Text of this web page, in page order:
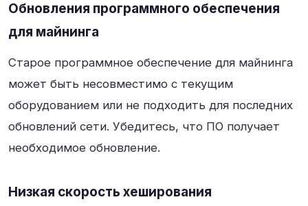
Обновления программного обеспечения
для майнинга
Старое программное обеспечение для майнинга
может быть несовместимо с текущим
оборудованием или не подходить для последних
обновлений сети. Убедитесь, что ПО получает
необходимое обновление.
Низкая скорость хеширования